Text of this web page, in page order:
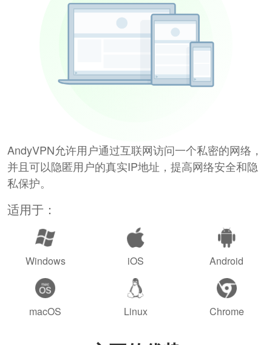
AndyVPN允许用户通过互联网访问一个私密的网络，
并且可以隐匿用户的真实IP地址，提高网络安全和隐
私保护。
适用于：
Windows iOS Android
macOS Linux Chrome